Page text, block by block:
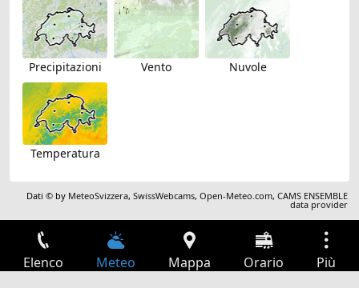
Precipitazioni Vento Nuvole
Temperatura
Dati © by MeteoSvizzera,SwissWebcams,Open-Meteo.com,CAMS ENSEMBLE
data provider
Elenco Meteo Mappa Orario Più